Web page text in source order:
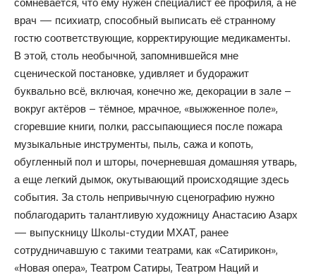
врач — психиатр, способный выписать её странному
гостю соответствующие, корректирующие медикаменты.
В этой, столь необычной, запомнившейся мне
сценической постановке, удивляет и будоражит
буквально всё, включая, конечно же, декорации в зале –
вокруг актёров – тёмное, мрачное, «выжженное поле»,
сгоревшие книги, полки, рассыпающиеся после пожара
музыкальные инструменты, пыль, сажа и копоть,
обугленный пол и шторы, почерневшая домашняя утварь,
а еще легкий дымок, окутывающий происходящие здесь
события. За столь непривычную сценографию нужно
поблагодарить талантливую художницу Анастасию Азарх
— выпускницу Школы-студии МХАТ, ранее
сотрудничавшую с такими театрами, как «Сатирикон»,
«Новая опера», Театром Сатиры, Театром Наций и